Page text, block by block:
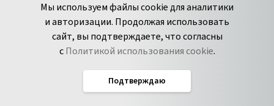
Мы используем файлы cookie для аналитики
и авторизации. Продолжая использовать
сайт, вы подтверждаете, что согласны
сПолитикой использования cookie.
Подтверждаю
пн-пт с 9 до 18 часов (Мск)
Сообщить об
уязвимости
Spark
Дзен